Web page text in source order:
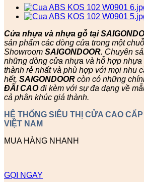
Cửa nhựa và nhựa gỗ tại
sản phẩm các dòng cửa trong một
Showroom SAIGONDOOR. Chuyên
những dòng cửa nhựa và hỗ hợp
thành rẻ nhất và phù hợp với mọi nhu
hết, SAIGONDOOR còn có những
ĐÃI CAOđi kèm với sự đa dạng về
cả phân khúc giá thành.
HỆ THỐNG SIÊU THỊ CỬA CAO
VIỆT NAM
MUA HÀNG NHANH
GỌI NGAY